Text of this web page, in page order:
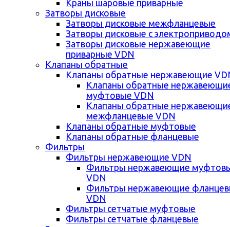
Краны шаровые приварные
Затворы дисковые
Затворы дисковые межфланцевые
Затворы дисковые с
Затворы дисковые нержавеющие
приварные VDN
Клапаны обратные
Клапаны обратные нержавеющие
Клапаны обратные
муфтовые VDN
Клапаны обратные
межфланцевые VDN
Клапаны обратные муфтовые
Клапаны обратные фланцевые
Фильтры
Фильтры нержавеющие VDN
Фильтры нержавеющие
VDN
Фильтры нержавеющие
VDN
Фильтры сетчатые муфтовые
Фильтры сетчатые фланцевые